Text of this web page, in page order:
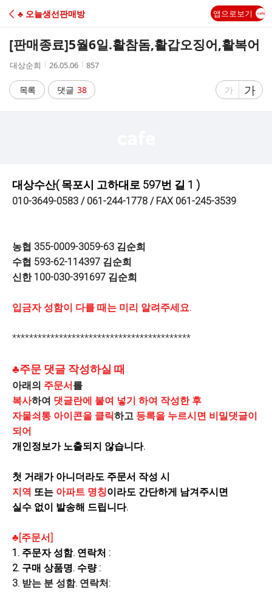
C
A
♣ 오늘생선판매방 앱으로보기
[판매종료]5월6일.활참돔,활갑오징어,활복어
작
자
대상순희
작
시
간
26.05.06
조
수
857
목록 댓글 38
글
가
글
자
가
대상수산( 목포시 고하대로 597번 길 1 )
010-3649-0583 / 061-244-1778 / FAX 061-245-3539
농협 355-0009-3059-63 김순희
수협 593-62-114397 김순희
신한 100-030-391697 김순희
입금자 성함이 다를 때는 미리 알려주세요.
******************************************
♣주문 댓글 작성하실 때
아래의 주문서를
복사하여 댓글란에 붙여 넣기 하여 작성한 후
자물쇠통 아이콘을 클릭하고 등록을 누르시면 비밀댓글이
되어
개인정보가 노출되지 않습니다.
첫 거래가 아니더라도 주문서 작성 시
지역 또는 아파트 명칭이라도 간단하게 남겨주시면
실수 없이 발송해 드립니다.
♣[주문서]
1. 주문자성함. 연락처 :
2. 구매 상품명. 수량 :
3. 받는 분 성함. 연락처: